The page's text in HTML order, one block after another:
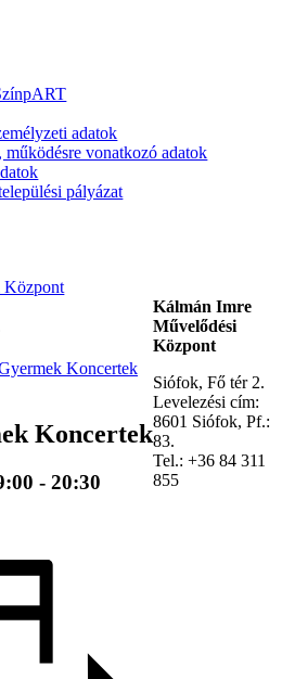
adatok
működésre vonatkozó adatok
pályázat
Koncertek
Koncertek
- 20:30
Kálmán Imre
Művelődési
Központ
Siófok, Fő tér 2.
Levelezési cím:
8601 Siófok, Pf.:
83.
Tel.: +36 84 311
855